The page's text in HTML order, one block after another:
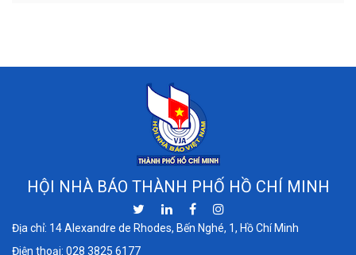
HỘI NHÀ BÁO THÀNH PHỐ HỒ CHÍ MINH
Địa chỉ: 14 Alexandre de Rhodes, Bến Nghé, 1, Hồ Chí Minh
Điện thoại: 028 3825 6177